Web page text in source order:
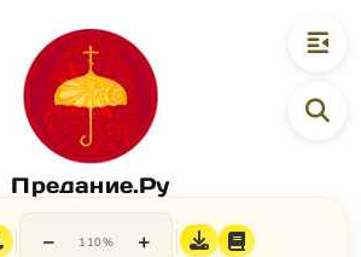
Предание.Ру
− 110% +